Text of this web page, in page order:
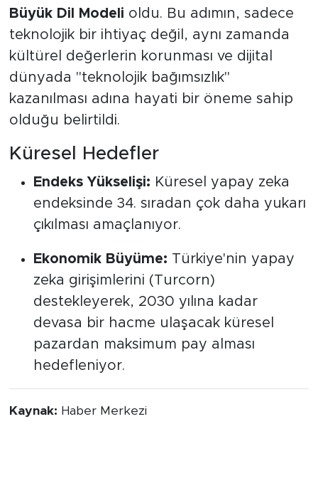
Büyük Dil Modeli oldu. Bu adımın, sadece
teknolojik bir ihtiyaç değil, aynı zamanda
kültürel değerlerin korunması ve dijital
dünyada "teknolojik bağımsızlık"
kazanılması adına hayati bir öneme sahip
olduğu belirtildi.
Küresel Hedefler
Endeks Yükselişi: Küresel yapay zeka
endeksinde 34. sıradan çok daha yukarı
çıkılması amaçlanıyor.
Ekonomik Büyüme: Türkiye'nin yapay
zeka girişimlerini (Turcorn)
destekleyerek, 2030 yılına kadar
devasa bir hacme ulaşacak küresel
pazardan maksimum pay alması
hedefleniyor.
Kaynak: Haber Merkezi